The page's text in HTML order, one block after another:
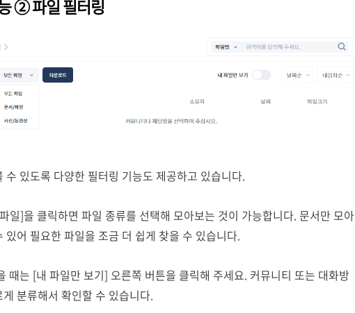
② 파일 필터링
수 있도록 다양한 필터링 기능도 제공하고 있습니다.
일]을 클릭하면 파일 종류를 선택해 모아보는 것이 가능합니다. 문서만 모아
있어 필요한 파일을 조금 더 쉽게 찾을 수 있습니다.
때는 [내 파일만 보기] 오른쪽 버튼을 클릭해 주세요. 커뮤니티 또는 대화방
분류해서 확인할 수 있습니다.